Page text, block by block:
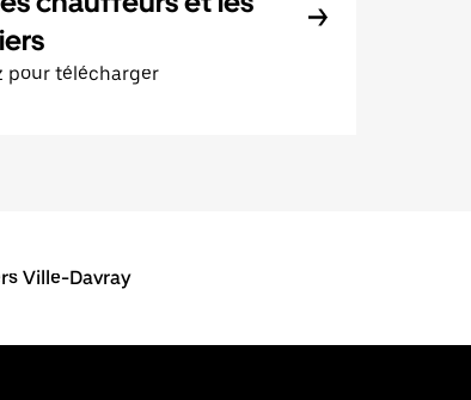
pour télécharger
Ville-Davray